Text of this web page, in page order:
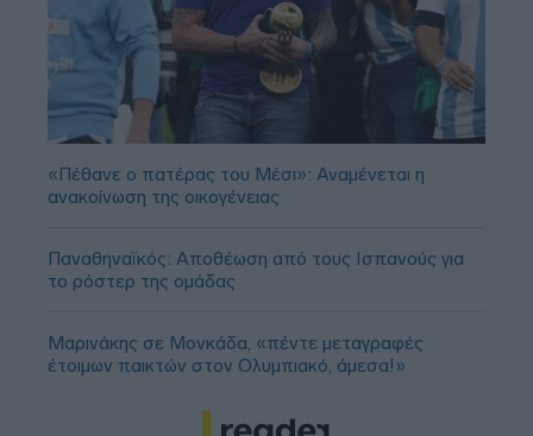
«Πέθανε ο πατέρας του Μέσι»: Αναμένεται η
ανακοίνωση της οικογένειας
Παναθηναϊκός: Αποθέωση από τους Ισπανούς για
το ρόστερ της ομάδας
Μαρινάκης σε Μονκάδα, «πέντε μεταγραφές
έτοιμων παικτών στον Ολυμπιακό, άμεσα!»